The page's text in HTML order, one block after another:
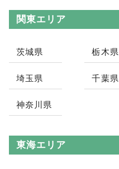
関東エリア
茨城県 栃木県
埼玉県 千葉県
神奈川県
東海エリア